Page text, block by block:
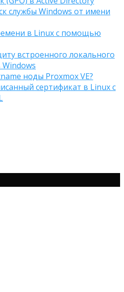
службы Windows от имени
в Linux с помощью
встроенного локального
ноды Proxmox VE?
сертификат в Linux с